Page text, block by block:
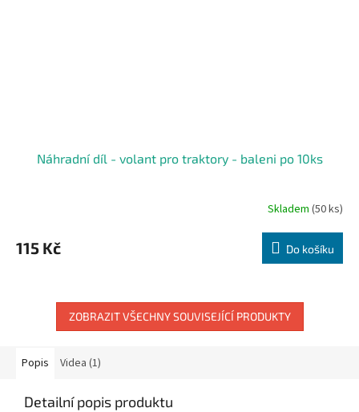
Náhradní díl - volant pro traktory - baleni po 10ks
Skladem (50 ks)
115 Kč Do košíku
ZOBRAZIT VŠECHNY SOUVISEJÍCÍ PRODUKTY
Popis Videa (1)
Detailní popis produktu